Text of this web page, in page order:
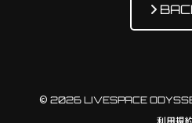
© 2026 LIVESPACE